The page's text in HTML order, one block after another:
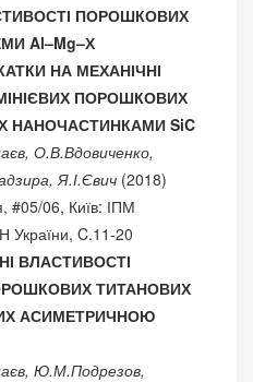
ПОРОШКОВИХ
Al–Mg–Х
НА МЕХАНІЧНІ
ПОРОШКОВИХ
НАНОЧАСТИНКАМИ SiC
О.В.Вдовиченко,
Я.І.Євич (2018)
#05/06, Київ: ІПМ
України, C.11-20
ВЛАСТИВОСТІ
ТИТАНОВИХ
АСИМЕТРИЧНОЮ
Ю.М.Подрезов,